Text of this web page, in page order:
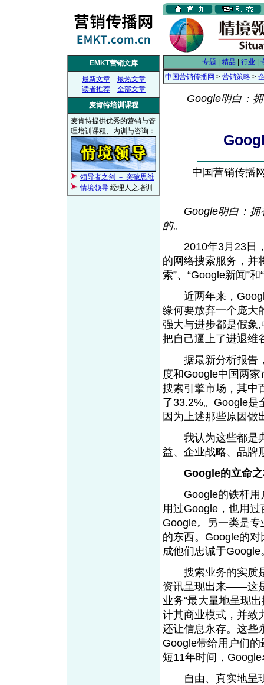
EMKT营销文库
最新文章
最热文章
读者推荐
全部文章
麦肯特培训课程
麦肯特提供优秀的营销与管
理培训课程、内训与咨询：
领导者之剑 － 突破思维
情境领导 经理人之培训
专题 精品 行业
中国营销传播网 > 营销策略 >
Google明白：
中国营销传播
Google明白：
的。
2010年3月23日，
的网络搜索服务，并
索”、“Google新闻”
近两年来，Google
缘何要放弃一个庞大
强大与进步都是假象
把自己逼上了进退维
据最新分析报告，
度和Google中国两
搜索引擎市场，其中
了33.2%。Google是
因为上述那些原因做
我认为这些都是典
益、企业战略、品
Google的立命
Google的铁杆用户
用过Google，也用
Google。另一类是
的东西。Google的
成他们忠诚于Google
搜索业务的实质是
资讯呈现出来——这
业务“最大量地呈现
计其商业模式，并致
还让信息永存。这些
Google带给用户们
短11年时间，
自由、真实地呈现